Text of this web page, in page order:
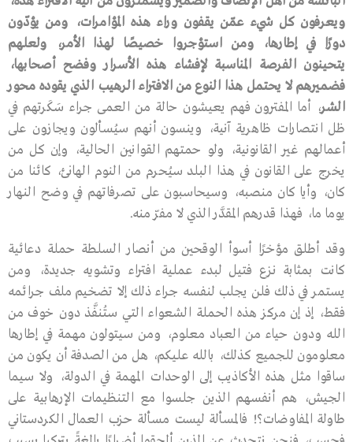
ويعرفون كل شيء عمّن يقفون وراء هذه المؤامرات، ومن يؤدّون
دورًا في إطارها، ومن استؤجروا خصيصًا لهذا الأمر،
ولعلهم
يتحينون الفرصة المناسبة لإفشاء هذه الأسرار وفضح أصحابها،
فضميرهم لا يحتمل هذا النوع من الافتراء الرهيب الذي يقوده محور
الشر، أما المفترون فهم يعيشون حالة من العمى جراء سَكَرتهم في
ظل انتصارات ظاهرية آنية، وينسون أنهم سيُسألون ويجازون على
أعمالهم غير القانونية، ولو حمتهم القوانين الحالية، وإن كل من
يخرج على القانون في هذا البلد سيُحرم من النوم الهانئ، كائنا من
كان، وأيا كان منصبه، وسيحاسبون على تصرفاتهم في وضح النهار
يوما ما، فهذا قدرهم المقدَّر الذي لا مفرّ منه.
وقد أطلق مؤخرًا أسوأ الوقحين من أنصار السلطة حملة دعائية
كانت بمثابة نزع فتيل لبدء عملية افتراء وتشويه جديدة، ومن
يستمر في ذلك فلن يجلب لنفسه جراء ذلك إلا تضخيم ملف جرائمه
فقط، إذ إن مركز هذه الحملة الشعواء التي ستُنفَّذ دون خوف من
الله ودون حياء من العباد معلوم، ومن سيتولون مهمة في إطارها
معلومون للجميع كذلك، بالله عليكم، هل من الصدفة أن يكون من
ساقوا مثل هذه الأكاذيب إلى الوحدات المهمة في الدولة، ولا سيما
الجيش، هم أنفسهم الذين جلسوا مع التنظيمات الإرهابية على
طاولة المفاوضات؟! فالمسألة ليست مسألة حزب العمال الكردستاني